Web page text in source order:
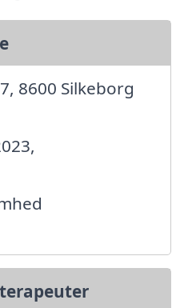
8600 Silkeborg